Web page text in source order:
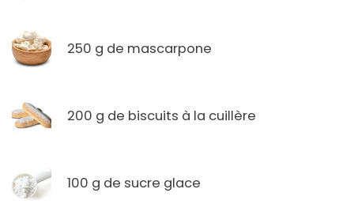
250 g de mascarpone
200 g de biscuits à la cuillère
100 g de sucre glace